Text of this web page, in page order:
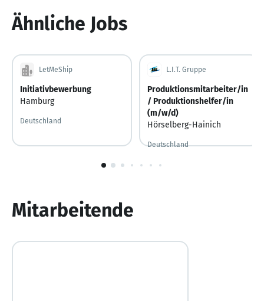
Ähnliche Jobs
LetMeShip
Initiativbewerbung
Hamburg
Deutschland
L.I.T. Gruppe
Produktionsmitarbeiter/in
/ Produktionshelfer/in
(m/w/d)
Hörselberg-Hainich
Deutschland
1
Mitarbeitende